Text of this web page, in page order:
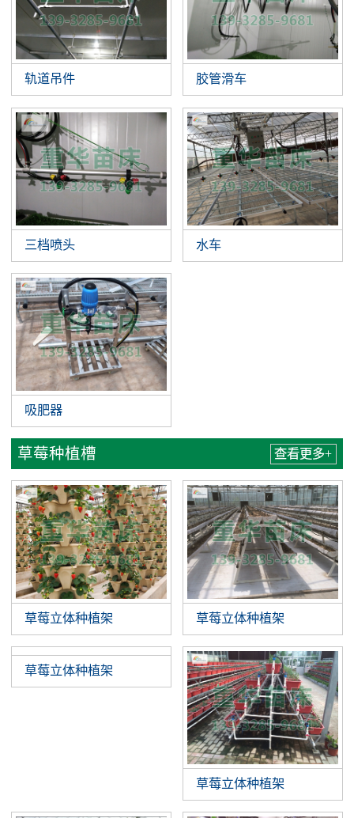
轨道吊件 胶管滑车
三档喷头 水车
吸肥器
草莓种植槽 查看更多+
草莓立体种植架 草莓立体种植架
草莓立体种植架
草莓立体种植架